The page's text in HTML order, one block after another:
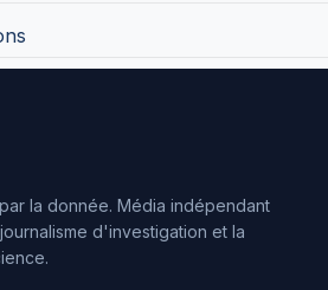
la donnée. Média indépendant
d'investigation et la